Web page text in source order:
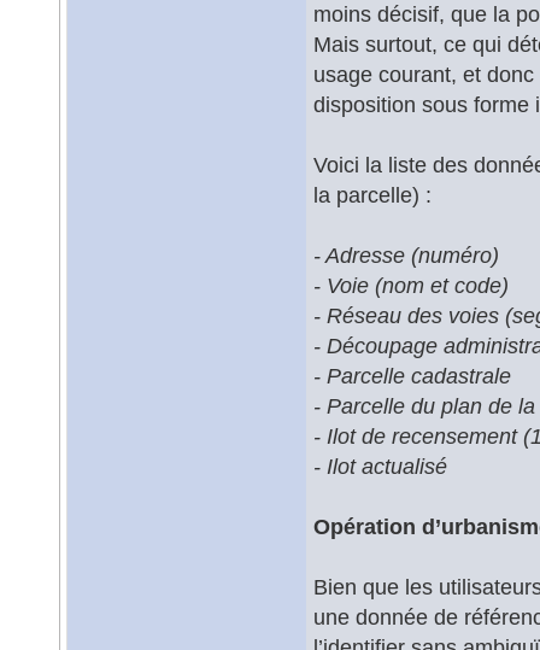
moins décisif, que la
Mais surtout, ce qui
usage courant, et
disposition sous forme
Voici la liste des
la parcelle) :
- Adresse (numéro)
- Voie (nom et code)
- Réseau des voies
- Découpage
- Parcelle cadastrale
- Parcelle du plan de
- Ilot de recensement
- Ilot actualisé
Opération
Bien que les
une donnée de